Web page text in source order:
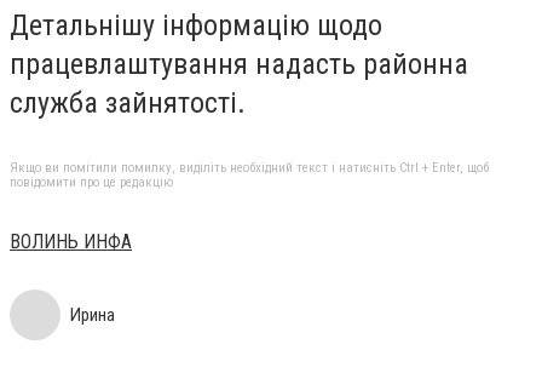
Детальнішу інформацію щодо
працевлаштування надасть районна
служба зайнятості.
Якщо ви помітили помилку, виділіть необхідний текст і натисніть Ctrl + Enter, щоб
повідомити про це редакцію
ВОЛИНЬ ИНФА
Ирина